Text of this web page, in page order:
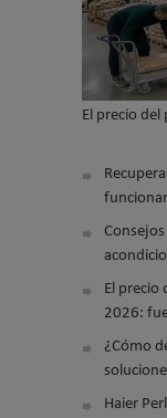
El precio
El precio
2026:
¿Cómo
Haier